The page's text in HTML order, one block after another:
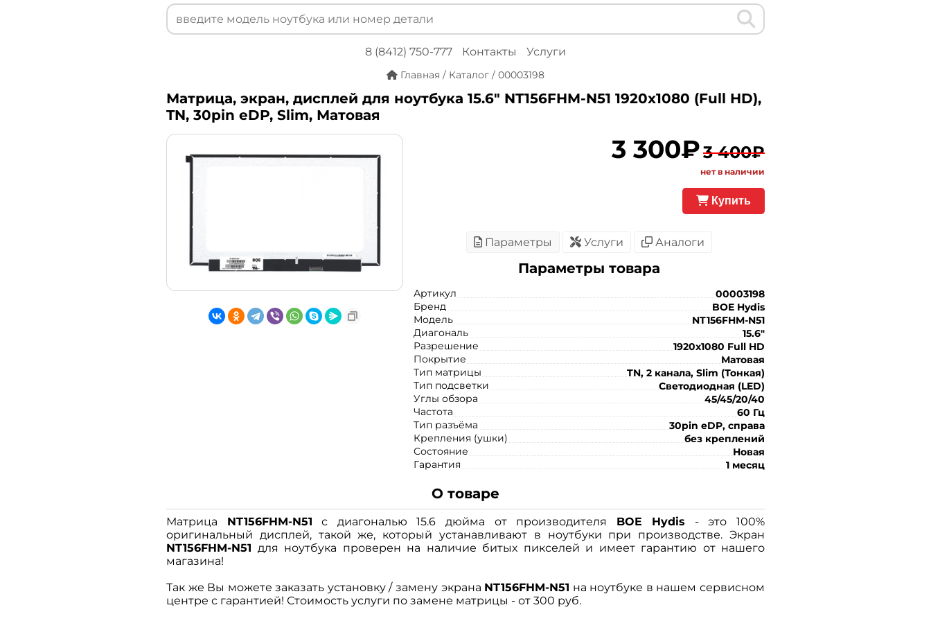
8 (8412) 750-777 Контакты Услуги
Главная / Каталог / 00003198
Матрица, экран, дисплей для ноутбука 15.6" NT156FHM-N51 1920x1080 (Full HD),
TN, 30pin eDP, Slim, Матовая
3 300₽3 400₽
нет в наличии
Купить
Параметры Услуги Аналоги
Параметры товара
Артикул
00003198
Бренд
BOE Hydis
Модель
NT156FHM-N51
Диагональ
15.6"
Разрешение
1920x1080 Full HD
Покрытие
Матовая
Тип матрицы
TN, 2 канала, Slim (Тонкая)
Тип подсветки
Светодиодная (LED)
Углы обзора
45/45/20/40
Частота
60 Гц
Тип разъёма
30pin eDP, справа
Крепления (ушки)
без креплений
Состояние
Новая
Гарантия
1 месяц
О товаре
Матрица NT156FHM-N51 с диагональю 15.6 дюйма от производителя BOE Hydis - это 100%
оригинальный дисплей, такой же, который устанавливают в ноутбуки при производстве. Экран
NT156FHM-N51 для ноутбука проверен на наличие битых пикселей и имеет гарантию от нашего
магазина!
Так же Вы можете заказать установку / замену экрана NT156FHM-N51 на ноутбуке в нашем сервисном
центре с гарантией! Стоимость услуги по замене матрицы - от 300 руб.